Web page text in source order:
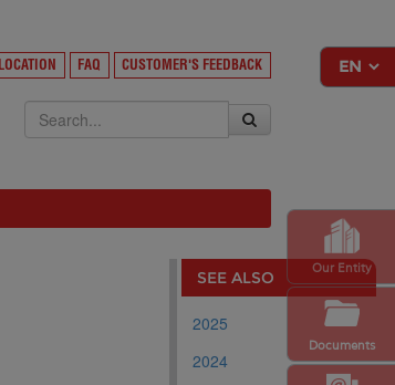
Our Entity
Documents
LOCATION FAQ CUSTOMER'S FEEDBACK
SEE ALSO
2025
2024